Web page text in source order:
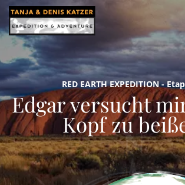
RED EARTH EXPEDITION -
Edgar versucht
Kopf zu